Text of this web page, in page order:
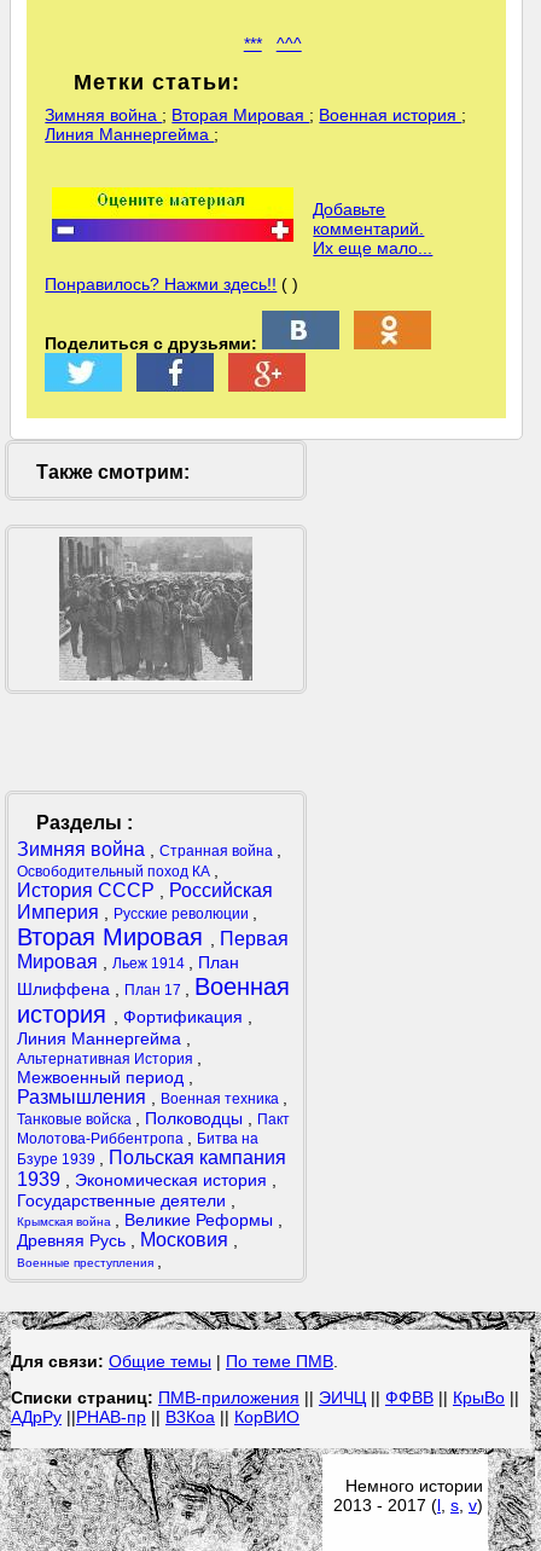
*** ^^^
Метки статьи:
Зимняя война ; Вторая Мировая ; Военная история ;
Линия Маннергейма ;
Добавьте
комментарий.
Их еще мало...
Понравилось? Нажми здесь!! ( )
Поделиться с друзьями:
Также смотрим:
Разделы :
Зимняя война
Странная война
Освободительный поход КА
История СССР
Российская
Империя
Русские революции
Вторая Мировая
Первая
Мировая
Льеж 1914
План
Шлиффена
План 17
Военная
история
Фортификация
Линия Маннергейма
Альтернативная История
Межвоенный период
Размышления Военная техника
Танковые войска Полководцы
Пакт
Молотова-Риббентропа
Битва на
Бзуре 1939
Польская кампания
1939
Экономическая история
Государственные деятели
Крымская война Великие Реформы
Древняя Русь
Московия
Военные преступления
Для связи: Общие темы | По теме ПМВ.
Списки страниц: ПМВ-приложения || ЭИЧЦ || ФФВВ|| КрыВо||
АДрРу||РНАВ-пр|| В3Коа || КорВИО
Немного истории
2013 - 2017 (l ,s ,v)